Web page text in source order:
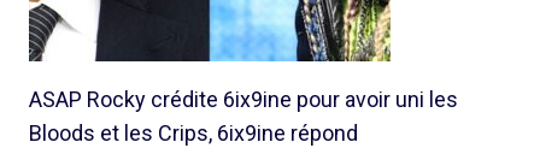
ASAP Rocky crédite 6ix9ine pour avoir uni les
Bloods et les Crips, 6ix9ine répond